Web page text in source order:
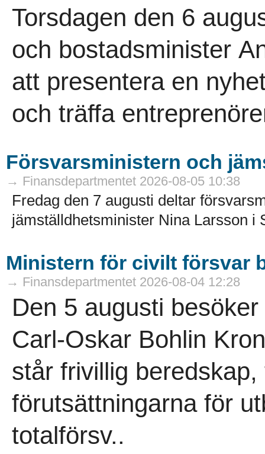
Torsdagen den 6
och bostadsminister
att presentera en
och träffa
Försvarsministern och
→ Finansdepartmentet 2026-08-05 10:38
Fredag den 7 augusti deltar
jämställdhetsminister Nina Larsson i
Ministern för civilt försvar
→ Finansdepartmentet 2026-08-04 12:28
Den 5 augusti
Carl-Oskar Bohlin
står frivillig
förutsättningarna för
totalförsv..